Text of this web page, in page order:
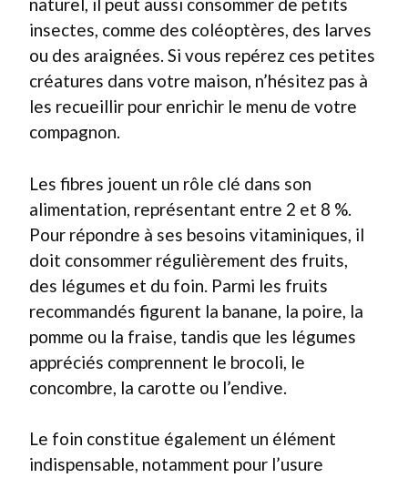
insectes, comme des coléoptères, des larves
ou des araignées. Si vous repérez ces petites
créatures dans votre maison, n’hésitez pas à
les recueillir pour enrichir le menu de votre
compagnon.
Les fibres jouent un rôle clé dans son
alimentation, représentant entre 2 et 8 %.
Pour répondre à ses besoins vitaminiques, il
doit consommer régulièrement des fruits,
des légumes et du foin. Parmi les fruits
recommandés figurent la banane, la poire, la
pomme ou la fraise, tandis que les légumes
appréciés comprennent le brocoli, le
concombre, la carotte ou l’endive.
Le foin constitue également un élément
indispensable, notamment pour l’usure